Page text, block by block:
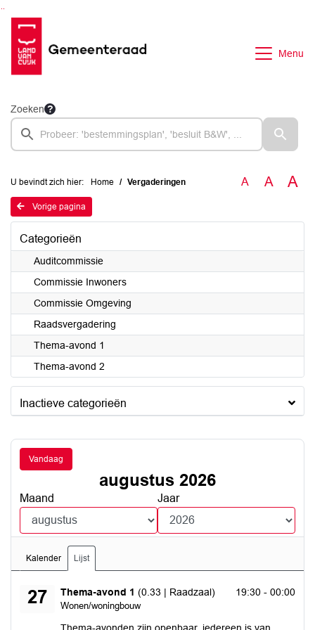
Menu
Zoeken
U bevindt zich hier: Home Vergaderingen A A A
Vorige pagina
Categorieën
Auditcommissie
Commissie Inwoners
Commissie Omgeving
Raadsvergadering
Thema-avond 1
Thema-avond 2
Inactieve categorieën
Vandaag
augustus 2026
Maand Jaar
Kalender Lijst
27 Thema-avond 1 (0.33 | Raadzaal)
Wonen/woningbouw
donderdag 27 augustus 2026 19:30 - 00:00